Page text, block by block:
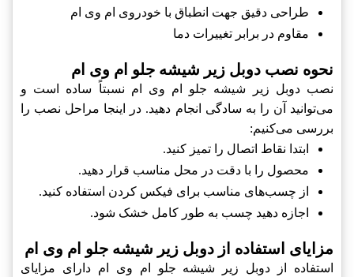
طراحی دقیق جهت انطباق با خودروی ام وی ام
مقاوم در برابر تغییرات دما
نحوه نصب دوبل زیر شیشه جلو ام وی ام
نصب دوبل زیر شیشه جلو ام وی ام نسبتاً ساده است و
می‌توانید آن را به سادگی انجام دهید. در اینجا مراحل نصب را
بررسی می‌کنیم:
ابتدا نقاط اتصال را تمیز کنید.
محصول را با دقت در محل مناسب قرار دهید.
از چسب‌های مناسب برای فیکس کردن استفاده کنید.
اجازه دهید چسب به طور کامل خشک شود.
مزایای استفاده از دوبل زیر شیشه جلو ام وی ام
استفاده از دوبل زیر شیشه جلو ام وی ام دارای مزایای